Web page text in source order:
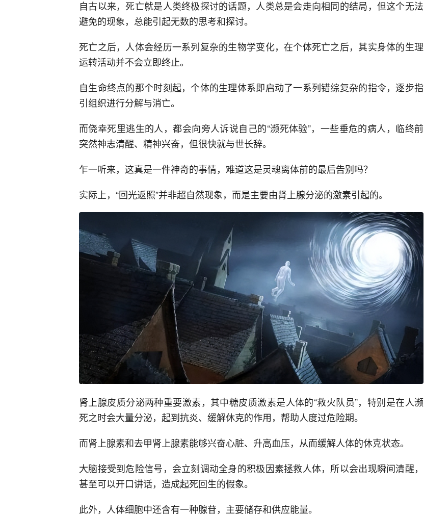
自古以来，死亡就是人类终极探讨的话题，人类总是会走向相同的结局，但这个无法
避免的现象，总能引起无数的思考和探讨。
死亡之后，人体会经历一系列复杂的生物学变化，在个体死亡之后，其实身体的生理
运转活动并不会立即终止。
自生命终点的那个时刻起，个体的生理体系即启动了一系列错综复杂的指令，逐步指
引组织进行分解与消亡。
而侥幸死里逃生的人，都会向旁人诉说自己的“濒死体验”，一些垂危的病人，临终前
突然神志清醒、精神兴奋，但很快就与世长辞。
乍一听来，这真是一件神奇的事情，难道这是灵魂离体前的最后告别吗？
实际上，“回光返照”并非超自然现象，而是主要由肾上腺分泌的激素引起的。
肾上腺皮质分泌两种重要激素，其中糖皮质激素是人体的“救火队员”，特别是在人濒
死之时会大量分泌，起到抗炎、缓解休克的作用，帮助人度过危险期。
而肾上腺素和去甲肾上腺素能够兴奋心脏、升高血压，从而缓解人体的休克状态。
大脑接受到危险信号，会立刻调动全身的积极因素拯救人体，所以会出现瞬间清醒，
甚至可以开口讲话，造成起死回生的假象。
此外，人体细胞中还含有一种腺苷，主要储存和供应能量。